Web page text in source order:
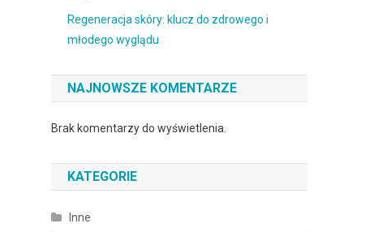
Regeneracja skóry: klucz do zdrowego i
młodego wyglądu
NAJNOWSZE KOMENTARZE
Brak komentarzy do wyświetlenia.
KATEGORIE
Inne